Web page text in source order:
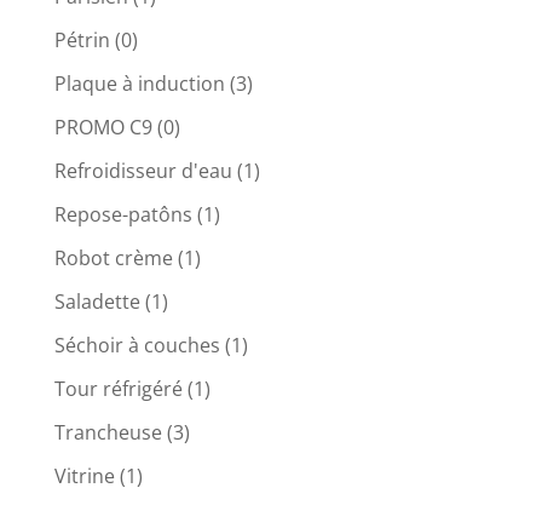
Pétrin (0)
Plaque à induction (3)
PROMO C9(0)
Refroidisseur d'eau (1)
Repose-patôns (1)
Robot crème(1)
Saladette(1)
Séchoir à couches (1)
Tour réfrigéré(1)
Trancheuse(3)
Vitrine(1)